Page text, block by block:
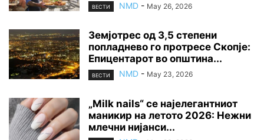
ВЕСТИ NMD - May 26, 2026
Земјотрес од 3,5 степени
попладнево го протресе Скопје:
Епицентарот во општина...
ВЕСТИ NMD - May 23, 2026
„Milk nails“ се најелегантниот
маникир на летото 2026: Нежни
млечни нијанси...